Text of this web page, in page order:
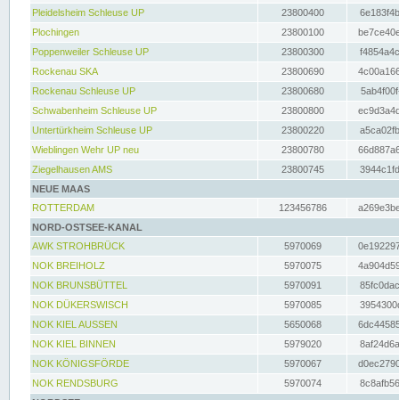
Pleidelsheim Schleuse UP
23800400
Plochingen
23800100
Poppenweiler Schleuse UP
23800300
Rockenau SKA
23800690
Rockenau Schleuse UP
23800680
Schwabenheim Schleuse UP
23800800
Untertürkheim Schleuse UP
23800220
Wieblingen Wehr UP neu
23800780
Ziegelhausen AMS
23800745
NEUE MAAS
ROTTERDAM
123456786
NORD-OSTSEE-KANAL
AWK STROHBRÜCK
5970069
NOK BREIHOLZ
5970075
NOK BRUNSBÜTTEL
5970091
NOK DÜKERSWISCH
5970085
NOK KIEL AUSSEN
5650068
NOK KIEL BINNEN
5979020
NOK KÖNIGSFÖRDE
5970067
NOK RENDSBURG
5970074